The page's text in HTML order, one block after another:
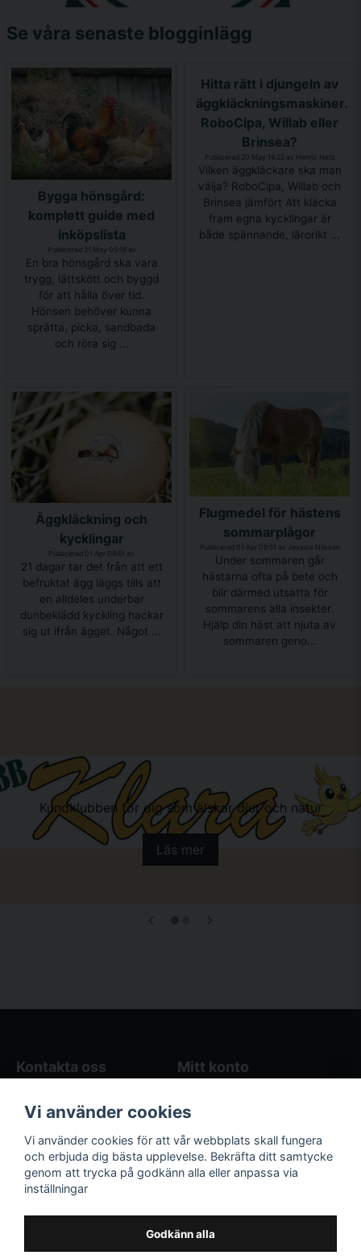
Se våra senaste blogginlägg
Bygga hönsgård:
komplett guide med
inköpslista
Publicerad 21 May 05:18 av
En bra hönsgård ska vara
trygg, lättskött och byggd
för att hålla över tid.
Hönsen behöver kunna
sprätta, picka, sandbada
och röra sig ...
Hitta rätt i djungeln av
äggkläckningsmaskiner.
RoboCipa, Willab eller
Brinsea?
Publicerad 20 May 18:22 av Henric Netz
Vilken äggkläckare ska man
välja? RoboCipa, Willab och
Brinsea jämfört Att kläcka
fram egna kycklingar är
både spännande, lärorikt ...
Äggkläckning och
kycklingar
Publicerad 01 Apr 09:51 av
21 dagar tar det från att ett
befruktat ägg läggs tills att
en alldeles underbar
dunbeklädd kyckling hackar
sig ut ifrån ägget. Något ...
Flugmedel för hästens
sommarplågor
Publicerad 01 Apr 09:51 av Jessica Nilsson
Under sommaren går
hästarna ofta på bete och
blir därmed utsatta för
sommarens alla insekter.
Hjälp din häst att njuta av
sommaren geno...
Kundklubben för dig som älskar djur och natur
Läs mer
Kontakta oss
Butikens öppettider
Kontakta oss
Mitt konto
Registrera dig
Följ oss på sociala
medier!
Våra räkneverktyg
Hönsgårdsräknare
Vi använder cookies
Vi använder cookies för att vår webbplats skall fungera
och erbjuda dig bästa upplevelse. Bekräfta ditt samtycke
genom att trycka på godkänn alla eller anpassa via
inställningar
Godkänn alla